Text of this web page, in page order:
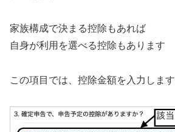
家族構成で決まる控除もあれば
自身が利用を選べる控除もあります
この項目では、控除金額を入力します